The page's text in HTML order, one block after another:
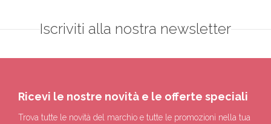
Iscriviti alla nostra newsletter
Ricevi le nostre novità e le offerte speciali
Trova tutte le novità del marchio e tutte le promozioni nella tua